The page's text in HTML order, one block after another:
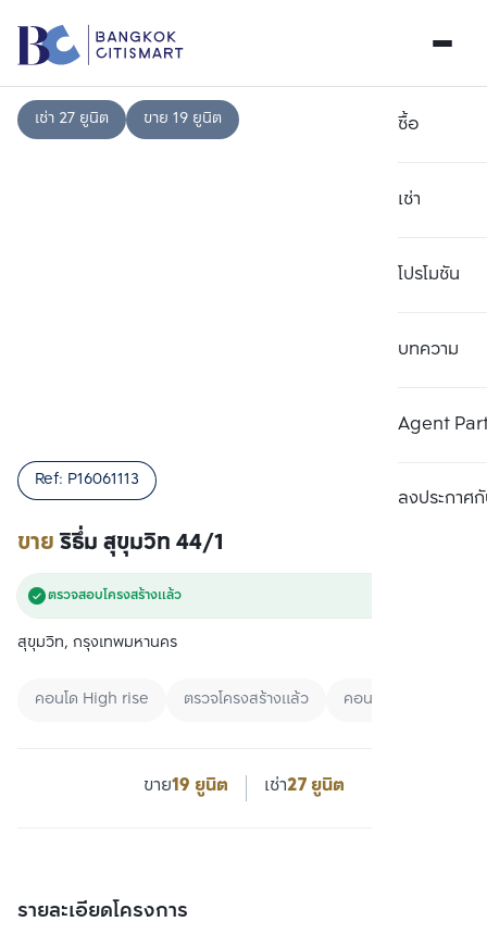
ซื้อ
เช่า
โปรโมชัน
บทความ
Agent
ลงประกาศกั
เช่า 27 ยูนิต ขาย 19 ยูนิต
ขายริธึ่ม สุขุมวิท 44/1
Ref: P16061113
ตรวจสอบโครงสร้างแล้ว
สุขุมวิท, กรุงเทพมหานคร
คอนโด High rise ตรวจโครงสร้างแล้ว คอนโดใกล้ BTS
ขาย19 ยูนิต เช่า27 ยูนิต
รายละเอียดโครงการ